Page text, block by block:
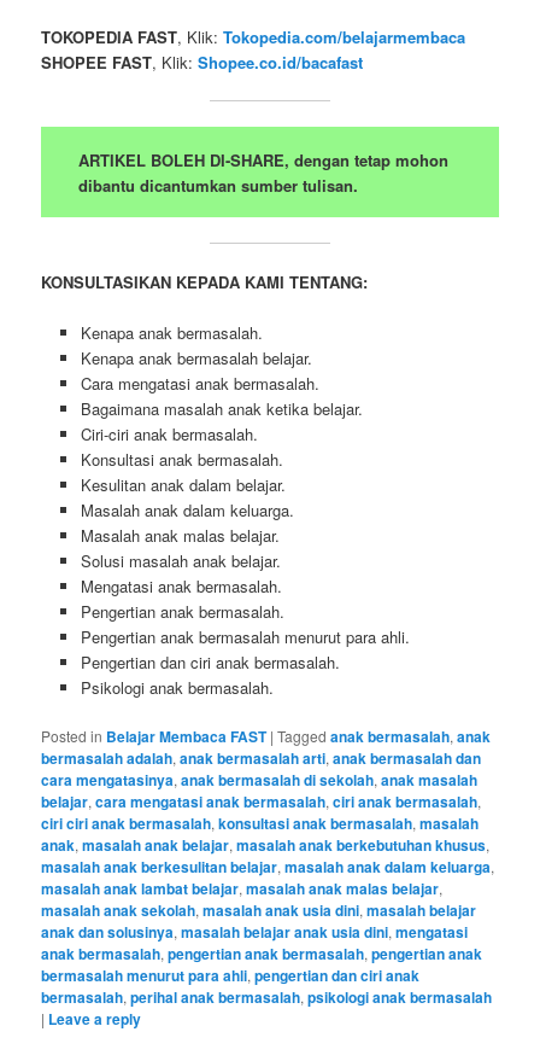
TOKOPEDIA FAST, Klik:Tokopedia.com/belajarmembaca
SHOPEE FAST, Klik:Shopee.co.id/bacafast
ARTIKEL BOLEH DI-SHARE, dengan tetap mohon
dibantu dicantumkan sumber tulisan.
KONSULTASIKAN KEPADA KAMI TENTANG:
Kenapa anak bermasalah.
Kenapa anak bermasalah belajar.
Cara mengatasi anak bermasalah.
Bagaimana masalah anak ketika belajar.
Ciri-ciri anak bermasalah.
Konsultasi anak bermasalah.
Kesulitan anak dalam belajar.
Masalah anak dalam keluarga.
Masalah anak malas belajar.
Solusi masalah anak belajar.
Mengatasi anak bermasalah.
Pengertian anak bermasalah.
Pengertian anak bermasalah menurut para ahli.
Pengertian dan ciri anak bermasalah.
Psikologi anak bermasalah.
Posted in Belajar Membaca FAST |Tagged anak bermasalah,anak
bermasalah adalah,anak bermasalah arti,anak bermasalah dan
cara mengatasinya,anak bermasalah di sekolah,anak masalah
belajar,cara mengatasi anak bermasalah,ciri anak bermasalah,
ciri ciri anak bermasalah,konsultasi anak bermasalah,masalah
anak,masalah anak belajar,masalah anak berkebutuhan khusus,
masalah anak berkesulitan belajar,masalah anak dalam keluarga,
masalah anak lambat belajar,masalah anak malas belajar,
masalah anak sekolah,masalah anak usia dini,masalah belajar
anak dan solusinya,masalah belajar anak usia dini,mengatasi
anak bermasalah,pengertian anak bermasalah,pengertian anak
bermasalah menurut para ahli,pengertian dan ciri anak
bermasalah,perihal anak bermasalah,psikologi anak bermasalah
| Leave a reply